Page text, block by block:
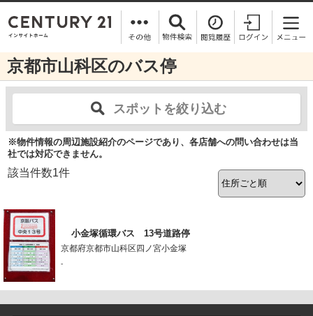
京都市山科区のバス停
スポットを絞り込む
※物件情報の周辺施設紹介のページであり、各店舗への問い合わせは当
社では対応できません。
該当件数1件
小金塚循環バス 13号道路停
京都府京都市山科区四ノ宮小金塚
-